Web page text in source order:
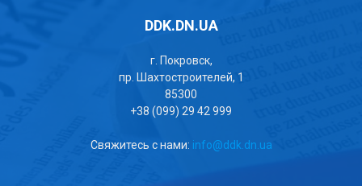
DDK.DN.UA
г. Покровск,
пр. Шахтостроителей, 1
85300
+38 (099) 29 42 999
Свяжитесь с нами: info@ddk.dn.ua